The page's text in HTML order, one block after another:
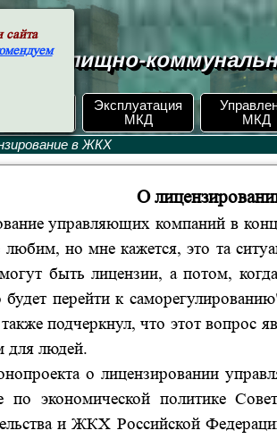
Эксплуатация
МКД
МКД
жилищно-
в ЖКХ
О
управляющих компаний в
но мне кажется, это та
быть лицензии, а потом,
перейти к
такжеподчеркнул, что этот вопрос
для людей.
ао лицензировании
по экономической политике
и ЖКХ Российской
сайта